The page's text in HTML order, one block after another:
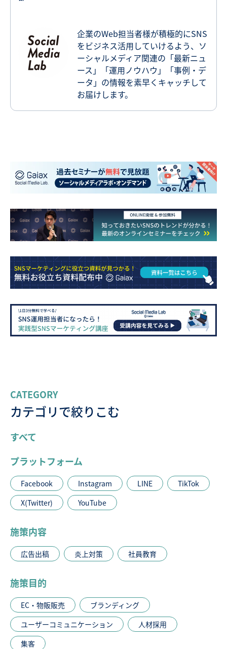
企業のWeb担当者様が積極的にSNS
をビジネス活用していけるよう、ソ
ーシャルメディア関連の「最新ニュ
ース」「運用ノウハウ」「事例・デ
ータ」の情報を素早くキャッチして
お届けします。
CATEGORY
カテゴリで絞りこむ
すべて
プラットフォーム
Facebook Instagram LINE
TikTok
X(Twitter)
YouTube
施策内容
広告出稿 炎上対策 社員教育
施策目的
EC・物販販売
ブランディング
ユーザーコミュニケーション
人材採用
集客